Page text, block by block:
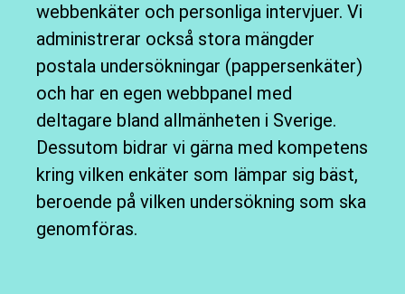
webbenkäter och personliga intervjuer. Vi
administrerar också stora mängder
postala undersökningar (pappersenkäter)
och har en egen webbpanel med
deltagare bland allmänheten i Sverige.
Dessutom bidrar vi gärna med kompetens
kring vilken enkäter som lämpar sig bäst,
beroende på vilken undersökning som ska
genomföras.